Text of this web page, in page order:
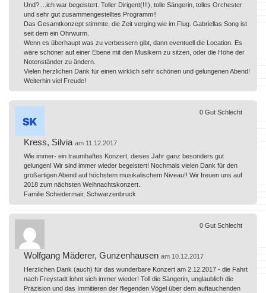
Und?....ich war begeistert. Toller Dirigent(!!!), tolle Sängerin, tolles Orchester
und sehr gut zusammengestelltes Programm!!
Das Gesamtkonzept stimmte, die Zeit verging wie im Flug. Gabriellas Song ist
seit dem ein Ohrwurm.
Wenn es überhaupt was zu verbessern gibt, dann eventuell die Location. Es
wäre schöner auf einer Ebene mit den Musikern zu sitzen, oder die Höhe der
Notenständer zu ändern.
Vielen herzlichen Dank für einen wirklich sehr schönen und gelungenen Abend!
Weiterhin viel Freude!
Kress, Silvia am 11.12.2017
Wie immer- ein traumhaftes Konzert, dieses Jahr ganz besonders gut
gelungen! Wir sind immer wieder begeistert! Nochmals vielen Dank für den
großartigen Abend auf höchstem musikalischem Niveau!! Wir freuen uns auf
2018 zum nächsten Weihnachtskonzert.
Familie Schiedermair, Schwarzenbruck
0 Gut Schlecht
Wolfgang Mäderer, Gunzenhausen am 10.12.2017
Herzlichen Dank (auch) für das wunderbare Konzert am 2.12.2017 - die Fahrt
nach Freystadt lohnt sich immer wieder! Toll die Sängerin, unglaublich die
Präzision und das Immitieren der fliegenden Vögel über dem auftauchenden
0 Gut Schlecht